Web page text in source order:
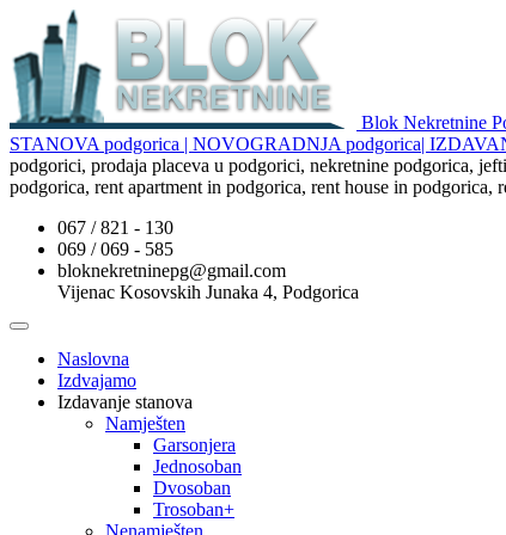
Blok Nekretnine
STANOVA podgorica | NOVOGRADNJA podgorica|
podgorici, prodaja placeva u podgorici, nekretnine podgorica,
podgorica, rent apartment in podgorica, rent house in podgorica,
067 / 821 - 130
069 / 069 - 585
bloknekretninepg@gmail.com
Vijenac Kosovskih Junaka 4, Podgorica
Naslovna
Izdvajamo
Izdavanje stanova
Namješten
Garsonjera
Jednosoban
Dvosoban
Trosoban+
Nenamješten